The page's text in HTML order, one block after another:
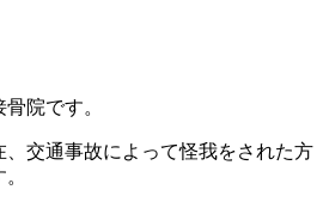
院です。
交通事故によって怪我をされた方